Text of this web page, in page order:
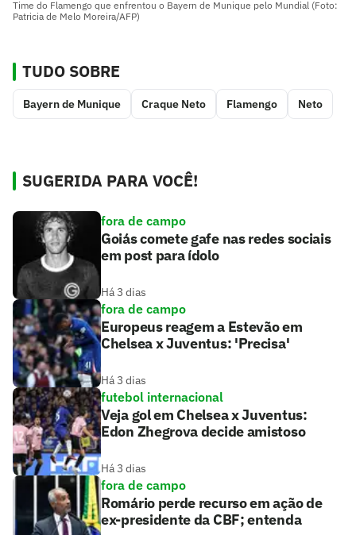
Time do Flamengo que enfrentou o Bayern de Munique pelo Mundial (Foto:
Patricia de Melo Moreira/AFP)
TUDO SOBRE
Bayern de Munique Craque Neto Flamengo Neto
SUGERIDA PARA VOCÊ!
fora de campo
Goiás comete gafe nas redes sociais
em post para ídolo
Há 3 dias
fora de campo
Europeus reagem a Estevão em
Chelsea x Juventus: 'Precisa'
Há 3 dias
futebol internacional
Veja gol em Chelsea x Juventus:
Edon Zhegrova decide amistoso
Há 3 dias
fora de campo
Romário perde recurso em ação de
ex-presidente da CBF; entenda